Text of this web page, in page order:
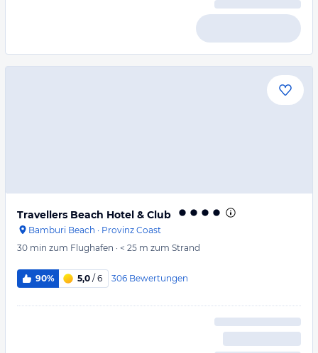
Travellers Beach Hotel & Club
Bamburi Beach · Provinz Coast
30 min zum Flughafen · < 25 m zum Strand
90% 5,0 / 6 306 Bewertungen